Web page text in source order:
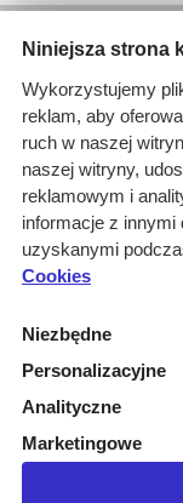
Branże: Laboratoria
Miejscowość
Branże: Finanse -
Podbranze: usługi
Branże: Maszyny,
Kraj realizacji:
Województwo
Miejscowość
Niniejsza strona
Wykorzystujemy
reklam, aby
ruch w naszej
naszej witryny,
reklamowym i
informacje z innymi
uzyskanymi
Cookies
Niezbędne
Personalizacyjne
Analityczne
Marketingowe